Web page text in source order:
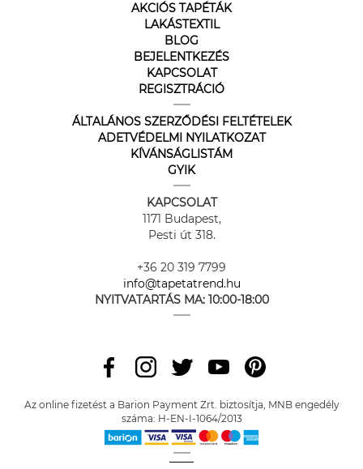
AKCIÓS TAPÉTÁK
LAKÁSTEXTIL
BLOG
BEJELENTKEZÉS
KAPCSOLAT
REGISZTRÁCIÓ
ÁLTALÁNOS SZERZŐDÉSI FELTÉTELEK
ADETVÉDELMI NYILATKOZAT
KÍVÁNSÁGLISTÁM
GYIK
KAPCSOLAT
1171 Budapest,
Pesti út 318.
+36 20 319 7799
info@tapetatrend.hu
NYITVATARTÁS MA: 10:00-18:00
Az online fizetést a Barion Payment Zrt. biztosítja, MNB engedély
száma: H-EN-I-1064/2013